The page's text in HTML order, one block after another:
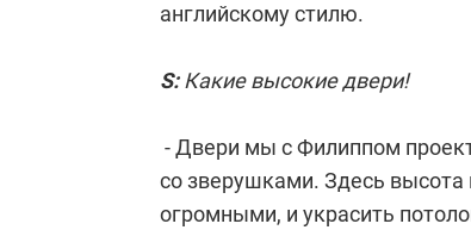
английскому стилю.
S:Какие высокие двери!
- Двери мы с Филиппом
со зверушками. Здесь высота
огромными, и украсить